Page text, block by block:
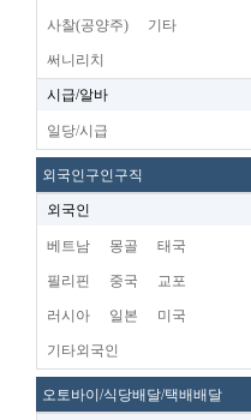
사찰(공양주) 기타
써니리치
시급/알바
일당/시급
외국인구인구직
외국인
베트남 몽골 태국
필리핀 중국 교포
러시아 일본 미국
기타외국인
오토바이/식당배달/택배배달